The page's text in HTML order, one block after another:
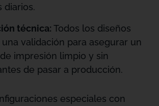
diarios.
técnica: Todos los diseños
validación para asegurar un
impresión limpio y sin
de pasar a producción.
especiales con